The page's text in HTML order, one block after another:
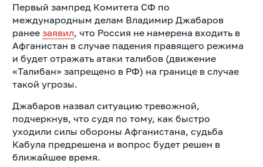
Первый зампред Комитета СФ по
международным делам Владимир Джабаров
ранее заявил, что Россия не намерена входить в
Афганистан в случае падения правящего режима
и будет отражать атаки талибов (движение
«Талибан» запрещено в РФ) на границе в случае
такой угрозы.
Джабаров назвал ситуацию тревожной,
подчеркнув, что судя по тому, как быстро
уходили силы обороны Афганистана, судьба
Кабула предрешена и вопрос будет решен в
ближайшее время.